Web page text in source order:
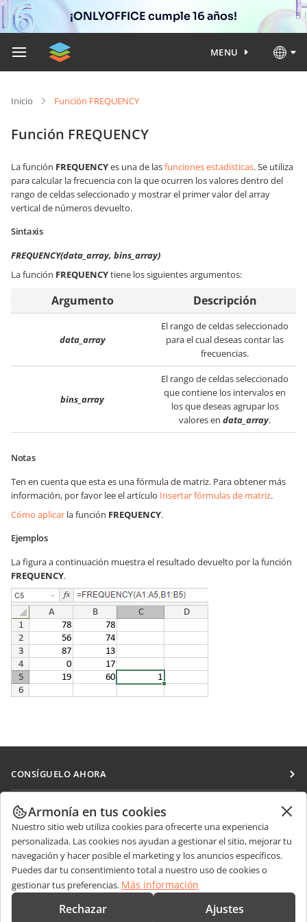
¡ONLYOFFICE cumple 16 años!
MENU
Inicio Función FREQUENCY
Función FREQUENCY
La función FREQUENCYes una de lasfunciones estadísticas. Se utiliza
para calcular la frecuencia con la que ocurren los valores dentro del
rango de celdas seleccionado y mostrar el primer valor del array
vertical de números devuelto.
Sintaxis
FREQUENCY(data_array, bins_array)
La función FREQUENCYtiene los siguientes argumentos:
Argumento Descripción
data_array
El rango de celdas seleccionado
para el cual deseas contar las
frecuencias.
bins_array
El rango de celdas seleccionado
que contiene los intervalos en
los que deseas agrupar los
valores en data_array.
Notas
Ten en cuenta que esta es una fórmula de matriz. Para obtener más
información, por favor lee el artículo Insertar fórmulas de matriz.
Cómo aplicar la función FREQUENCY.
Ejemplos
La figura a continuación muestra el resultado devuelto por la función
FREQUENCY.
CONSÍGUELO AHORA
Docs
DocSpace
Workspace
Conectores
Aplicaciones de escritorio
Aplicaciones móviles
COLABORAR
Para colaboradores
Para traductores
Para influencers
Vacantes
RECIBIR NOTICIAS
Blog
OBTENER AYUDA
Foro
CONTÁCTENOS
Armonía en tus cookies
Nuestro sitio web utiliza cookies para ofrecerte una experiencia
personalizada. Las cookies nos ayudan a gestionar el sitio, mejorar tu
navegación y hacer posible el marketing y los anuncios específicos.
Puedes dar tu consentimiento total a nuestro uso de cookies o
gestionar tus preferencias. Más información
Rechazar Ajustes